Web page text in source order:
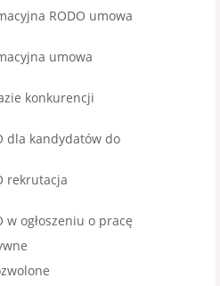
RODO umowa
umowa
konkurencji
dla kandydatów do
rekrutacja
w ogłoszeniu o pracę